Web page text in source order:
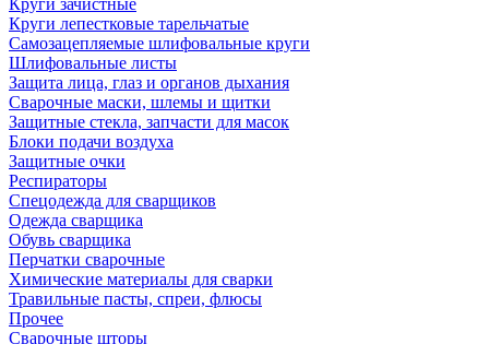
Круги зачистные
Круги лепестковые тарельчатые
Самозацепляемые шлифовальные круги
Шлифовальные листы
Защита лица, глаз и органов дыхания
Сварочные маски, шлемы и щитки
Защитные стекла, запчасти для масок
Блоки подачи воздуха
Защитные очки
Респираторы
Спецодежда для сварщиков
Одежда сварщика
Обувь сварщика
Перчатки сварочные
Химические материалы для сварки
Травильные пасты, спреи, флюсы
Прочее
Сварочные шторы